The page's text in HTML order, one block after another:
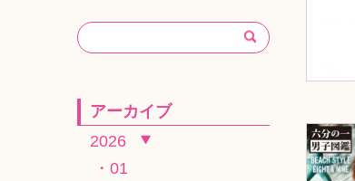
アーカイブ
2026
01